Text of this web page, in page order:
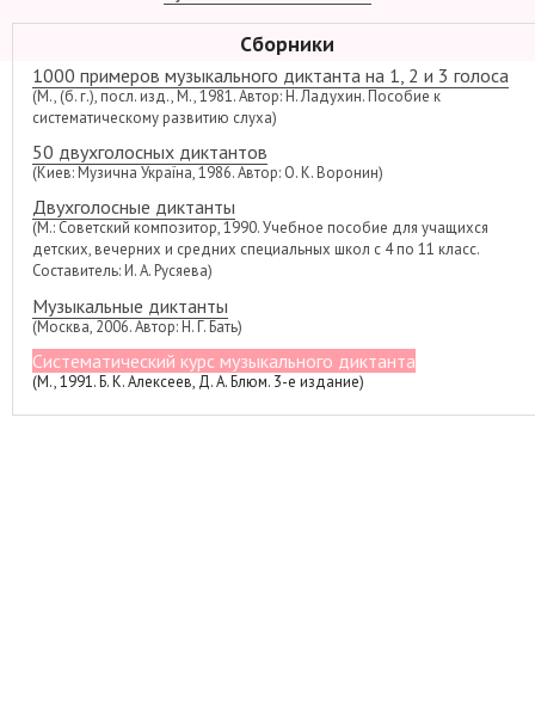
Сборники
1000 примеров музыкального диктанта на 1, 2 и 3 голоса
(М., (б. г.), посл. изд., М., 1981. Автор: Н. Ладухин. Пособие к
систематическому развитию слуха)
50 двухголосных диктантов
(Киев: Музична Україна, 1986. Автор: О. К. Воронин)
Двухголосные диктанты
(М.: Советский композитор, 1990. Учебное пособие для учащихся
детских, вечерних и средних специальных школ с 4 по 11 класс.
Составитель: И. А. Русяева)
Музыкальные диктанты
(Москва, 2006. Автор: Н. Г. Бать)
Систематический курс музыкального диктанта
(М., 1991. Б. К. Алексеев, Д. А. Блюм. 3-е издание)